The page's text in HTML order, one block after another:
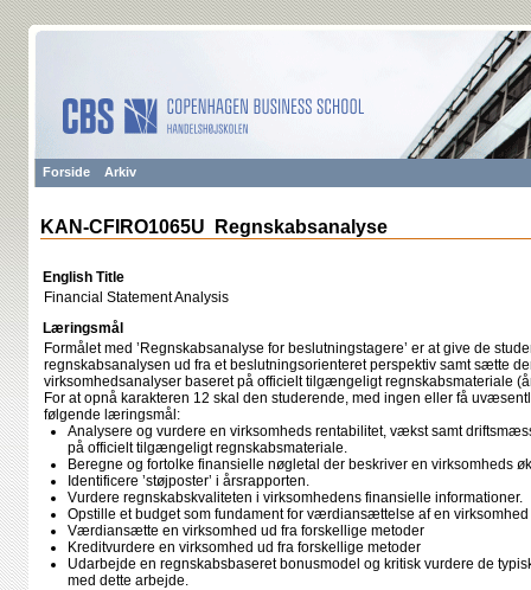
Forside Arkiv
KAN-CFIRO1065U Regnskabsanalyse
English Title
Financial Statement Analysis
Læringsmål
Formålet med ’Regnskabsanalyse for beslutningstagere’ er at give de
regnskabsanalysen ud fra et beslutningsorienteret perspektiv samt sætte
virksomhedsanalyser baseret på officielt tilgængeligt regnskabsmateriale
For at opnå karakteren 12 skal den studerende, med ingen eller få
følgende læringsmål:
Analysere og vurdere en virksomheds rentabilitet, vækst samt
på officielt tilgængeligt regnskabsmateriale.
Beregne og fortolke finansielle nøgletal der beskriver en virksomheds
Identificere ’støjposter’ i årsrapporten.
Vurdere regnskabskvaliteten i virksomhedens finansielle informationer.
Opstille et budget som fundament for værdiansættelse af en
Værdiansætte en virksomhed ud fra forskellige metoder
Kreditvurdere en virksomhed ud fra forskellige metoder
Udarbejde en regnskabsbaseret bonusmodel og kritisk vurdere de
med dette arbejde.